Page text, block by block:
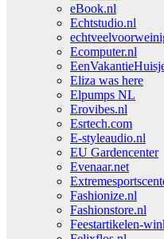
eBook.nl
Echtstudio.nl
Ecomputer.nl
Eliza was here
Elpumps NL
Erovibes.nl
Esrtech.com
E-styleaudio.nl
EU Gardencenter
Evenaar.net
Fashionize.nl
Fashionstore.nl
Feestartikelen-